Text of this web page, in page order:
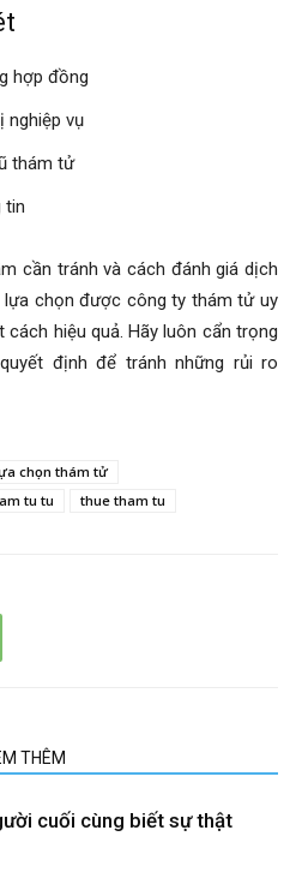
hợp đồng
nghiệp vụ
thám tử
tin
cần tránh và cách đánh giá dịch
lựa chọn được công ty thám tử uy
hiệu quả. Hãy luôn cẩn trọng
định để tránh những rủi ro
chọn thám tử
tu tu thue tham tu
THÊM
cuối cùng biết sự thật